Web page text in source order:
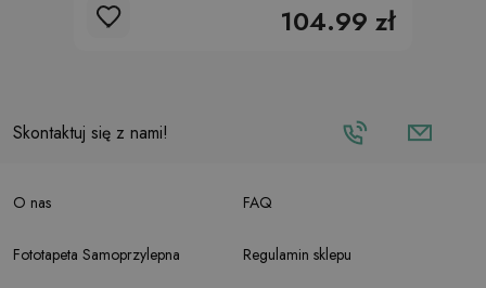
104.99 zł
Skontaktuj się z nami!
O nas
Fototapeta Samoprzylepna
FAQ
Regulamin sklepu